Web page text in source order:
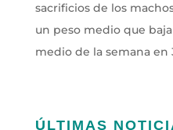
sacrificios de los
un peso medio que
medio de la semana en
ÚLTIMAS